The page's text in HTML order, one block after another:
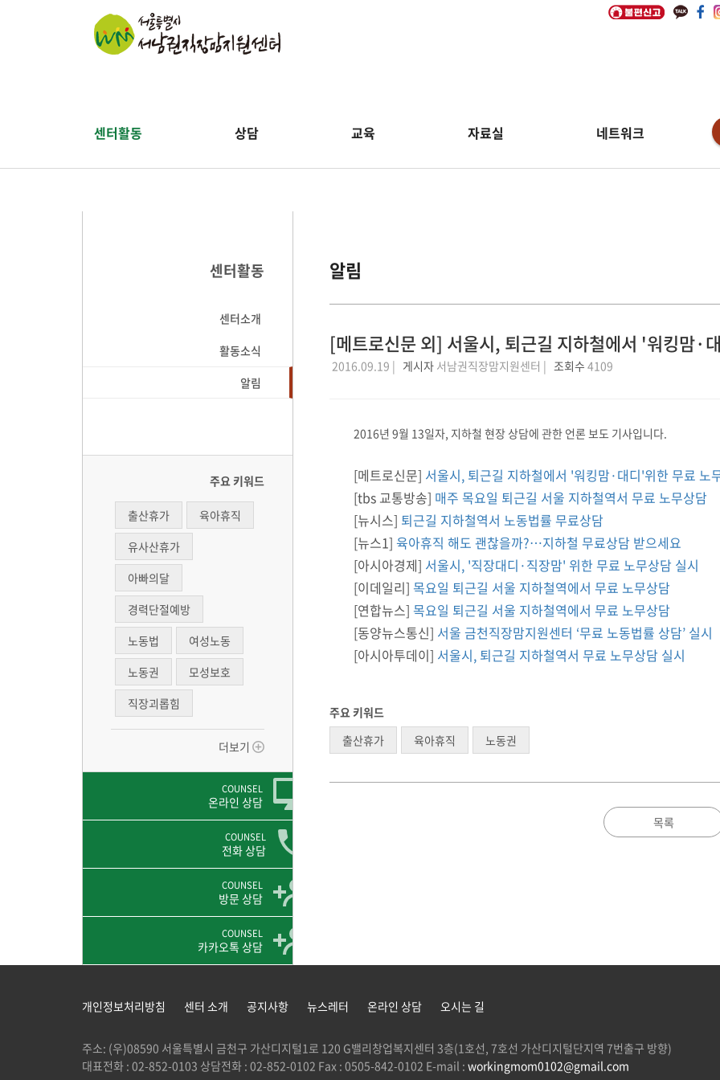
센터활동 상담 교육 자료실 네트워크
센터활동
센터소개
활동소식
알림
주요 키워드
출산휴가
육아휴직
유사산휴가
아빠의달
경력단절예방
노동법
여성노동
노동권
모성보호
직장괴롭힘
더보기
COUNSEL
온라인 상담
COUNSEL
전화 상담
COUNSEL
방문 상담
COUNSEL
카카오톡 상담
알림
[메트로신문 외] 서울시, 퇴근길 지하철에서 '워킹맘·
2016.09.19 | 게시자서남권직장맘지원센터 | 조회수 4109
2016년 9월 13일자, 지하철 현장 상담에 관한 언론 보도 기사입니다.
[메트로신문] 서울시, 퇴근길 지하철에서 '워킹맘·대디'위한 무료 노
[tbs 교통방송] 매주 목요일 퇴근길 서울 지하철역서 무료 노무상담
[뉴시스] 퇴근길 지하철역서 노동법률 무료상담
[뉴스1] 육아휴직 해도 괜찮을까?…지하철 무료상담 받으세요
[아시아경제] 서울시, '직장대디·직장맘' 위한 무료 노무상담 실시
[이데일리] 목요일 퇴근길 서울 지하철역에서 무료 노무상담
[연합뉴스] 목요일 퇴근길 서울 지하철역에서 무료 노무상담
[동양뉴스통신] 서울 금천직장맘지원센터 ‘무료 노동법률 상담’ 실시
[아시아투데이] 서울시, 퇴근길 지하철역서 무료 노무상담 실시
주요 키워드
출산휴가
육아휴직 노동권
목록
개인정보처리방침 센터 소개 공지사항 뉴스레터 온라인 상담 오시는 길
주소: (우)08590 서울특별시 금천구 가산디지털1로 120 G밸리창업복지센터 3층(1호선, 7호선 가산디지털단지역 7번출구 방향)
대표전화 : 02-852-0103 상담전화 : 02-852-0102 Fax : 0505-842-0102 E-mail : workingmom0102@gmail.com